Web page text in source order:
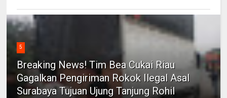
5
Breaking News! Tim Bea Cukai Riau
Gagalkan Pengiriman Rokok Ilegal Asal
Surabaya Tujuan Ujung Tanjung Rohil